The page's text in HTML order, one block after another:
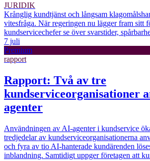
JURIDIK
Krånglig kundtjänst och långsam
vitesfråga. När regeringen nu lägger fram sitt
kundservicechefer se över svarstider,
7 juli
Premium
rapport
Rapport: Två av tre
kundserviceorganisationer
agenter
Användningen av AI-agenter i kundservice
tredjedelar av kundserviceorganisationerna
och fyra av tio AI-hanterade kundärenden
inblandning. Samtidigt uppger företagen att